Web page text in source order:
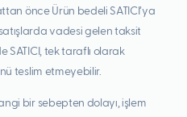
önce Ürün bedeli SATICI’ya
vadesi gelen taksit
SATICI, tek taraflı olarak
teslim etmeyebilir.
bir sebepten dolayı, işlem